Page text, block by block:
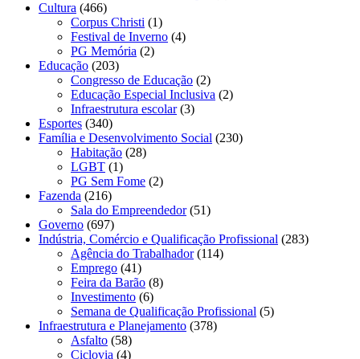
Cultura (466)
Corpus Christi (1)
Festival de Inverno (4)
PG Memória (2)
Educação (203)
Congresso de Educação (2)
Educação Especial Inclusiva (2)
Infraestrutura escolar(3)
Esportes (340)
Família e Desenvolvimento Social (230)
Habitação (28)
LGBT (1)
PG Sem Fome (2)
Fazenda (216)
Sala do Empreendedor(51)
Governo (697)
Indústria, Comércio e Qualificação Profissional (283)
Agência do Trabalhador(114)
Emprego (41)
Feira da Barão (8)
Investimento (6)
Semana de Qualificação Profissional (5)
Infraestrutura e Planejamento (378)
Asfalto (58)
Ciclovia (4)